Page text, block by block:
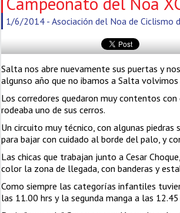
1/6/2014 - Asociación del Noa de Ciclismo
Salta nos abre nuevamente sus puertas y
algunso año que no ibamos a Salta
Los corredores quedaron muy contentos
rodeaba uno de sus cerros.
Un circuito muy técnico, con algunas
para bajar con cuidado al borde del palo, y
Las chicas que trabajan junto a Cesar
color la zona de llegada, con banderas y
Como siempre las categorías infantiles
las 11.00 hrs y la segunda manga a las 12.45